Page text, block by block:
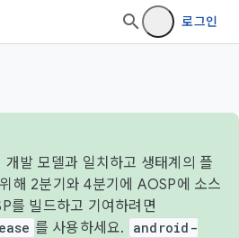
로그인
발 모델과 일치하고 생태계의 플
해 2분기와 4분기에 AOSP에 소스
를 빌드하고 기여하려면
를 사용하세요.
android-